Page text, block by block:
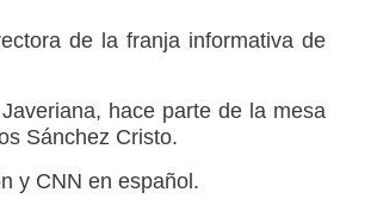
de la franja informativa de
hace parte de la mesa
Sánchez Cristo.
y CNN en español.